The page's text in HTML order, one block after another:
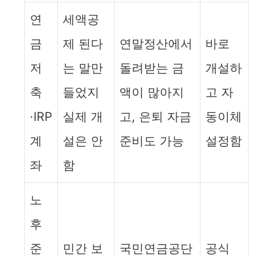
연
금
저
축
·IRP
계
좌
세액공
제 된다
는 말만
들었지
실제 개
설은 안
함
연말정산에서
돌려받는 금
액이 많아지
고, 은퇴 자금
준비도 가능
바로
개설하
고 자
동이체
설정함
노
후
준
민간 보
국민연금공단
공식